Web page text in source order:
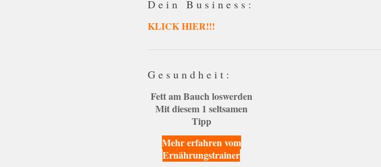
Dein Business:
KLICK HIER!!!
Gesundheit:
Fett am Bauch loswerden
Mit diesem 1 seltsamen
Tipp
Mehr erfahren vom
Ernährungstrainer